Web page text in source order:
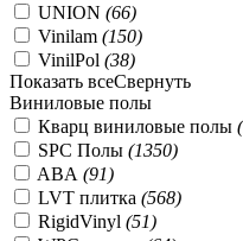
UNION (66)
Vinilam (150)
VinilPol (38)
Показать всеСвернуть
Виниловые полы
Кварц виниловые полы (
SPC Полы (1350)
ABA (91)
LVT плитка (568)
RigidVinyl (51)